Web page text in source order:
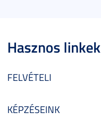
Hasznos linkek
FELVÉTELI
KÉPZÉSEINK